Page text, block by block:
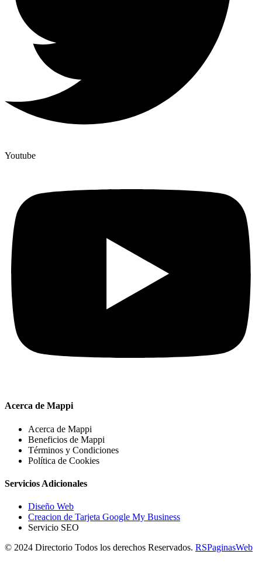
Youtube
Acerca de Mappi
Acerca de Mappi
Beneficios de Mappi
Términos y Condiciones
Política de Cookies
Servicios Adicionales
Diseño Web
Creacion de Tarjeta Google My Business
Servicio SEO
© 2024 Directorio Todos los derechos Reservados. RSPaginasWeb